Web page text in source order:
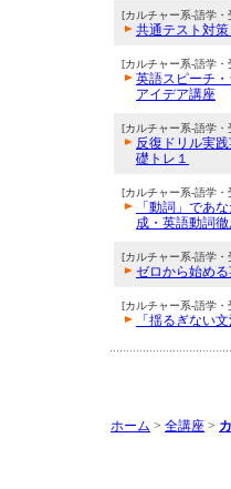
[カルチャー系-語学
共通テスト対
[カルチャー系-語学
英語スピーチ
アイデア講座
[カルチャー系-語学
反復ドリル実
礎トレ１
[カルチャー系-語学
「動詞」であ
成・英語動詞
[カルチャー系-語学
ゼロから始め
[カルチャー系-語学
「揺るぎない文
ホーム > 全講座 >